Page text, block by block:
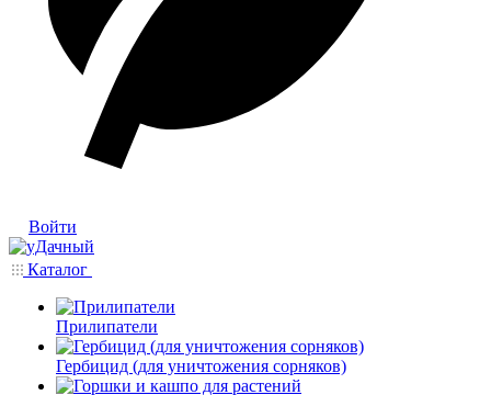
Войти
Каталог
Прилипатели
Гербицид (для уничтожения сорняков)